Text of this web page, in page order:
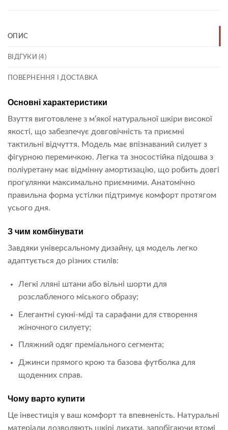
ОПИС
ВІДГУКИ (4)
ПОВЕРНЕННЯ І ДОСТАВКА
Основні характеристики
Взуття виготовлене з м’якої натуральної шкіри високої
якості, що забезпечує довговічність та приємні
тактильні відчуття. Модель має впізнаваний силует з
фігурною перемичкою. Легка та зносостійка підошва з
поліуретану має відмінну амортизацію, що робить довгі
прогулянки максимально приємними. Анатомічно
правильна форма устілки підтримує комфорт протягом
усього дня.
З чим комбінувати
Завдяки універсальному дизайну, ця модель легко
адаптується до різних стилів:
Легкі лляні штани або вільні шорти для
розслабленого міського образу;
Елегантні сукні-міді та сарафани для створення
жіночного силуету;
Пляжний одяг преміального сегмента;
Джинси прямого крою та базова футболка для
щоденних справ.
Чому варто купити
Це інвестиція у ваш комфорт та впевненість. Натуральні
матеріали дозволяють шкірі дихати, запобігаючи втомі